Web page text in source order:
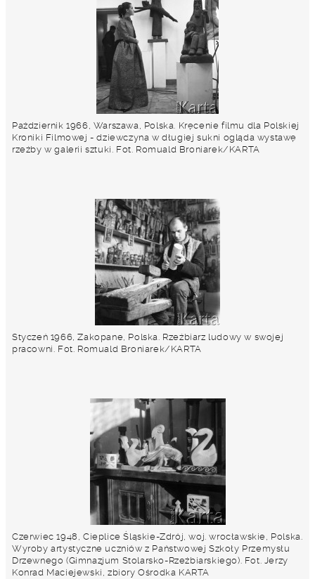
Październik 1966, Warszawa, Polska. Kręcenie filmu dla Polskiej
Kroniki Filmowej - dziewczyna w długiej sukni ogląda wystawę
rzeźby w galerii sztuki. Fot. Romuald Broniarek/KARTA
Styczeń 1966, Zakopane, Polska. Rzeźbiarz ludowy w swojej
pracowni. Fot. Romuald Broniarek/KARTA
Czerwiec 1948, Cieplice Śląskie-Zdrój, woj. wrocławskie, Polska.
Wyroby artystyczne uczniów z Państwowej Szkoły Przemysłu
Drzewnego (Gimnazjum Stolarsko-Rzeźbiarskiego). Fot. Jerzy
Konrad Maciejewski, zbiory Ośrodka KARTA